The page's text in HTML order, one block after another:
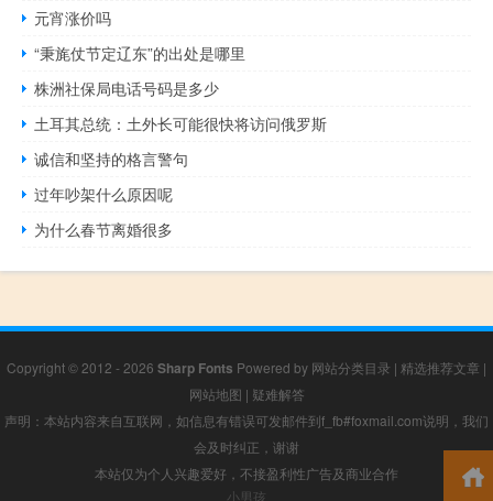
元宵涨价吗
“秉旄仗节定辽东”的出处是哪里
株洲社保局电话号码是多少
土耳其总统：土外长可能很快将访问俄罗斯
诚信和坚持的格言警句
过年吵架什么原因呢
为什么春节离婚很多
Copyright © 2012 - 2026 Sharp Fonts Powered by 网站分类目录 | 精选推荐文章 |
网站地图 | 疑难解答
声明：本站内容来自互联网，如信息有错误可发邮件到f_fb#foxmail.com说明，我们
会及时纠正，谢谢
本站仅为个人兴趣爱好，不接盈利性广告及商业合作
小男孩